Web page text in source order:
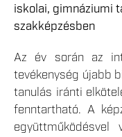
iskolai, gimnáziumi
szakképzésben
Az év során az
tevékenység újabb
tanulás iránti
fenntartható. A